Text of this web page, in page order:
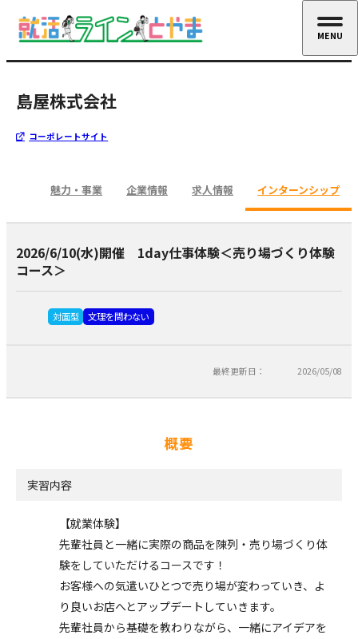
島屋株式会社
コーポレートサイト
魅力・事業 企業情報 求人情報 インターンシップ
2026/6/10(水)開催 1day仕事体験＜売り場づくり体験
コース＞
対面型 文理を問わない
最終更新日： 2026/05/08
概要
実習内容
【就業体験】
先輩社員と一緒に実際の商品を陳列・売り場づくり体
験をしていただけるコースです！
お客様への気遣いひとつで売り場が変わっていき、よ
り良いお店へとアップデートしていきます。
先輩社員から基礎を教わりながら、一緒にアイデアを
MENU